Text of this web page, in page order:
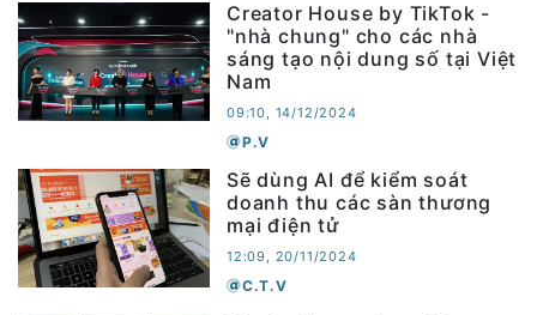
Creator House by TikTok -
"nhà chung" cho các nhà
sáng tạo nội dung số tại Việt
Nam
09:10, 14/12/2024
P.V
Sẽ dùng AI để kiểm soát
doanh thu các sàn thương
mại điện tử
12:09, 20/11/2024
C.T.V